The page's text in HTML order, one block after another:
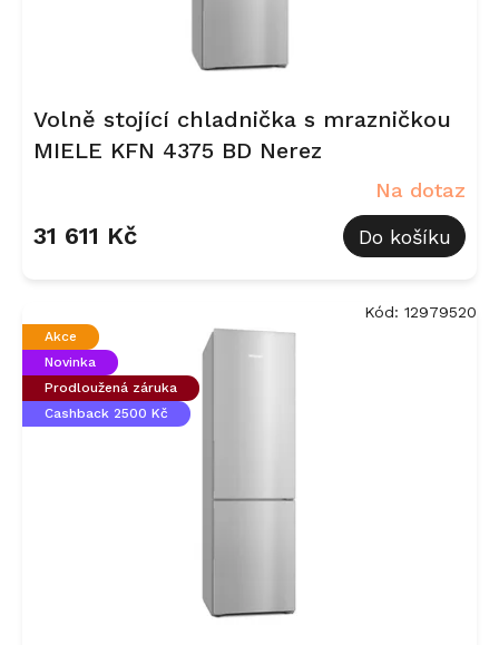
Volně stojící chladnička s mrazničkou
MIELE KFN 4375 BD Nerez
Na dotaz
31 611 Kč Do košíku
Akce
Novinka
Prodloužená záruka
Cashback 2500 Kč
Kód: 12979520